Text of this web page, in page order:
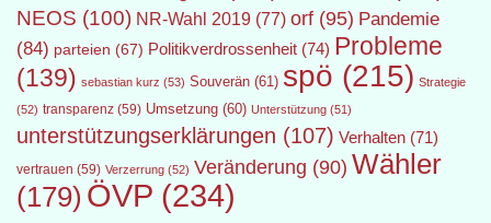
NEOS (100) NR-Wahl 2019 (77) orf (95) Pandemie
(84) parteien (67) Politikverdrossenheit (74) Probleme
(139) sebastian kurz (53) Souverän (61) spö (215) Strategie
(52) transparenz (59) Umsetzung (60) Unterstützung (51)
unterstützungserklärungen (107) Verhalten (71)
vertrauen (59) Verzerrung (52) Veränderung (90) Wähler
(179) ÖVP (234)